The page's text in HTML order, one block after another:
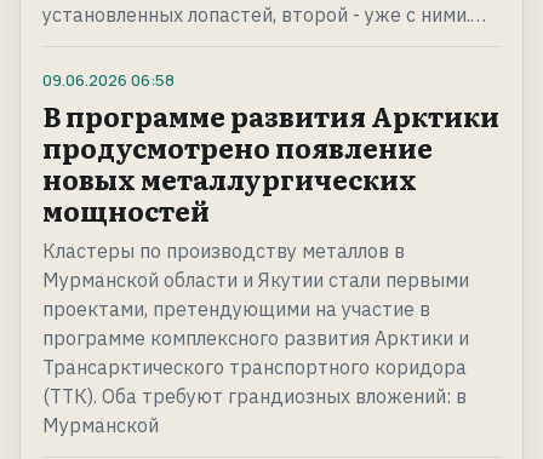
установленных лопастей, второй - уже с ними.…
09.06.2026 06:58
В программе развития Арктики
продусмотрено появление
новых металлургических
мощностей
Кластеры по производству металлов в
Мурманской области и Якутии стали первыми
проектами, претендующими на участие в
программе комплексного развития Арктики и
Трансарктического транспортного коридора
(ТТК). Оба требуют грандиозных вложений: в
Мурманской